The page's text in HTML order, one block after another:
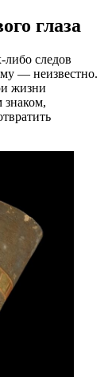
глаза
либо следов
— неизвестно.
жизни
знаком,